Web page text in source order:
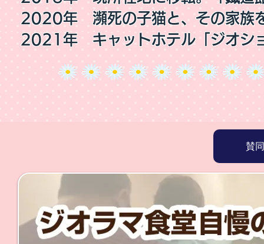
2020年 瀕死の子猫と、その家族
2021年 キャットホテル「ジオシ
賛